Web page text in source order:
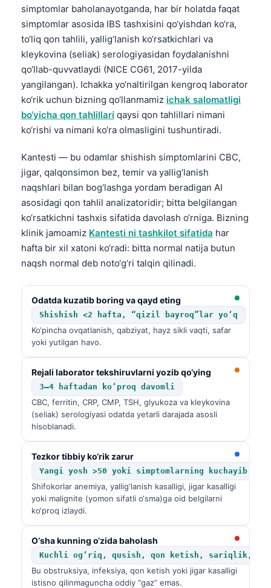
simptomlar baholanayotganda, har bir holatda faqat
simptomlar asosida IBS tashxisini qo‘yishdan ko‘ra,
to‘liq qon tahlili, yallig‘lanish ko‘rsatkichlari va
kleykovina (seliak) serologiyasidan foydalanishni
qo‘llab-quvvatlaydi (NICE CG61, 2017-yilda
yangilangan). Ichakka yo‘naltirilgan kengroq laborator
ko‘rik uchun bizning qo‘llanmamiz ichak salomatligi
bo‘yicha qon tahlillari qaysi qon tahlillari nimani
ko‘rishi va nimani ko‘ra olmasligini tushuntiradi.
Kantesti — bu odamlar shishish simptomlarini CBC,
jigar, qalqonsimon bez, temir va yallig‘lanish
naqshlari bilan bog‘lashga yordam beradigan AI
asosidagi qon tahlil analizatoridir; bitta belgilangan
ko‘rsatkichni tashxis sifatida davolash o‘rniga. Bizning
klinik jamoamiz Kantesti ni tashkilot sifatida har
hafta bir xil xatoni ko‘radi: bitta normal natija butun
naqsh normal deb noto‘g‘ri talqin qilinadi.
Odatda kuzatib boring va qayd eting
Shishish <2 hafta, “qizil bayroq”lar yo‘q
Ko‘pincha ovqatlanish, qabziyat, hayz sikli vaqti, safar
yoki yutilgan havo.
Rejali laborator tekshiruvlarni yozib qo‘ying
3–4 haftadan ko‘proq davomli
CBC, ferritin, CRP, CMP, TSH, glyukoza va kleykovina
(seliak) serologiyasi odatda yetarli darajada asosli
hisoblanadi.
Tezkor tibbiy ko‘rik zarur
Yangi yosh >50 yoki simptomlarning kuchayib
Shifokorlar anemiya, yallig‘lanish kasalligi, jigar kasalligi
yoki malignite (yomon sifatli o‘sma)ga oid belgilarni
ko‘proq izlaydi.
O‘sha kunning o‘zida baholash
Kuchli og‘riq, qusish, qon ketish, sariqlik,
Bu obstruksiya, infeksiya, qon ketish yoki jigar kasalligi
istisno qilinmaguncha oddiy “gaz” emas.